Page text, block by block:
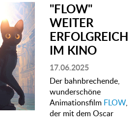
"FLOW"
WEITER
ERFOLGREICH
IM KINO
17.06.2025
Der bahnbrechende,
wunderschöne
Animationsfilm FLOW,
der mit dem Oscar